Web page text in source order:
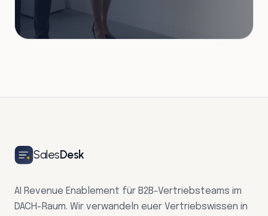
SalesDesk
AI Revenue Enablement für B2B-Vertriebsteams im
DACH-Raum. Wir verwandeln euer Vertriebswissen in